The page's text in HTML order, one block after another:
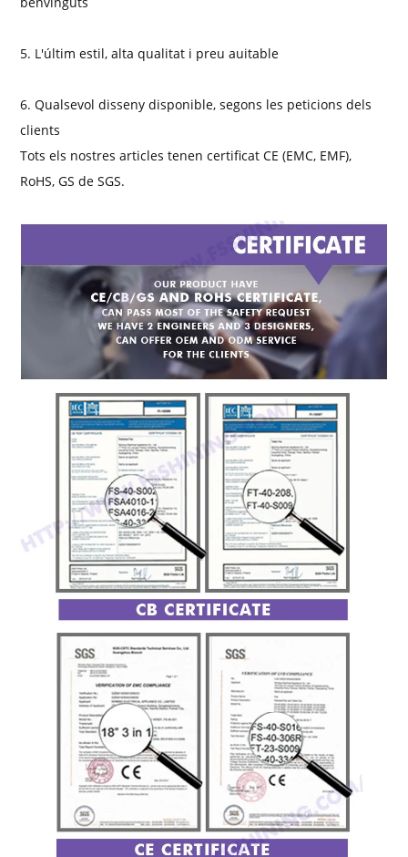
5. L'últim estil, alta qualitat i preu auitable
6. Qualsevol disseny disponible, segons les peticions dels
clients
Tots els nostres articles tenen certificat CE (EMC, EMF),
RoHS, GS de SGS.